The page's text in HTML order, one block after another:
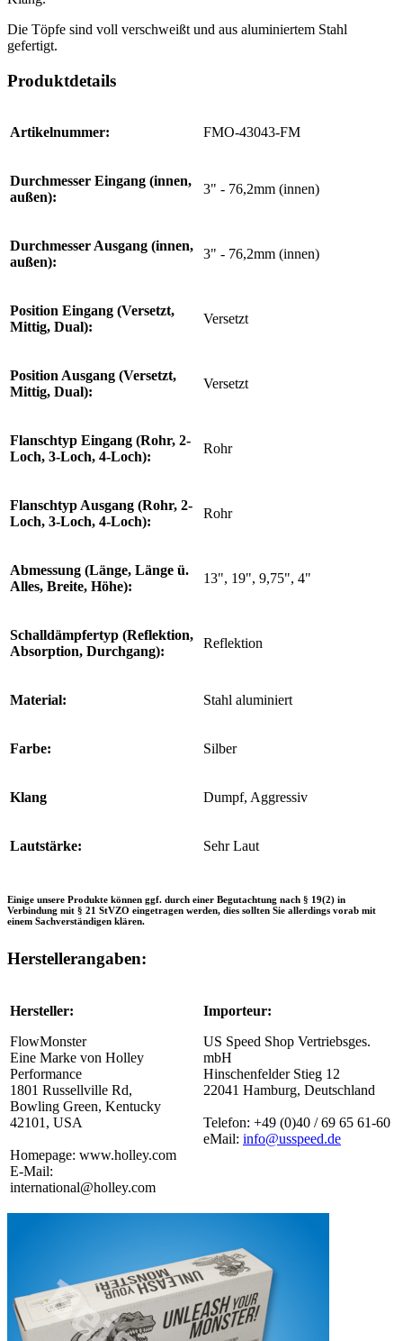
Die Töpfe sind voll verschweißt und aus aluminiertem Stahl
gefertigt.
Produktdetails
Artikelnummer: FMO-43043-FM
Durchmesser Eingang (innen,
außen):
3" - 76,2mm (innen)
Durchmesser Ausgang (innen,
außen):
3" - 76,2mm (innen)
Position Eingang (Versetzt,
Mittig, Dual):
Versetzt
Position Ausgang (Versetzt,
Mittig, Dual):
Versetzt
Flanschtyp Eingang (Rohr, 2-
Loch, 3-Loch, 4-Loch):
Rohr
Flanschtyp Ausgang (Rohr, 2-
Loch, 3-Loch, 4-Loch):
Rohr
Abmessung (Länge, Länge ü.
Alles, Breite, Höhe):
13", 19", 9,75", 4"
Schalldämpfertyp (Reflektion,
Absorption, Durchgang):
Reflektion
Material: Stahl aluminiert
Farbe: Silber
Klang Dumpf, Aggressiv
Lautstärke: Sehr Laut
Einige unsere Produkte können ggf. durch einer Begutachtung nach § 19(2) in
Verbindung mit § 21 StVZO eingetragen werden, dies sollten Sie allerdings vorab mit
einem Sachverständigen klären.
Herstellerangaben:
Hersteller:
FlowMonster
Eine Marke von Holley
Performance
1801 Russellville Rd,
Bowling Green, Kentucky
42101, USA
Homepage: www.holley.com
E-Mail:
international@holley.com
Importeur:
US Speed Shop Vertriebsges.
mbH
Hinschenfelder Stieg 12
22041 Hamburg, Deutschland
Telefon: +49 (0)40 / 69 65 61-60
eMail: info@usspeed.de